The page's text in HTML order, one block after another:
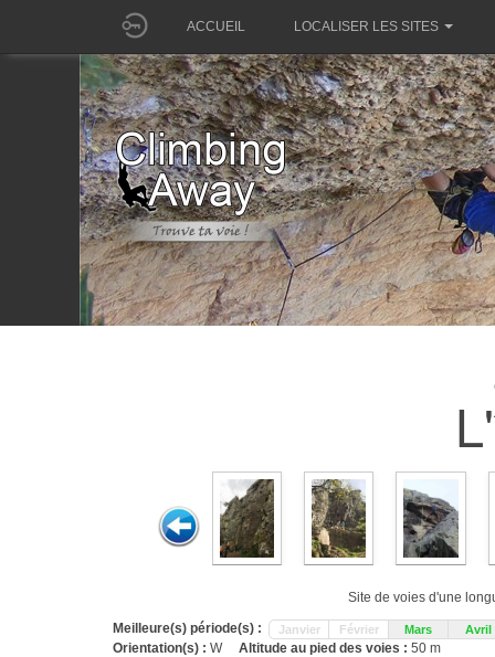
ACCUEIL LOCALISER LES SITES
Site de voies d'une
Meilleure(s) période(s) : Janvier Février Mars Avril
Orientation(s) : W Altitude au pied des voies : 50 m